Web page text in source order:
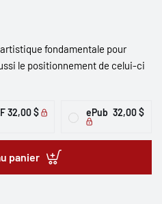
fondamentale pour
le positionnement de celui-ci
32,00 $ ePub 32,00 $
panier